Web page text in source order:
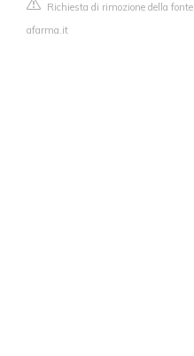
Richiesta di rimozione della fonte
afarma.it